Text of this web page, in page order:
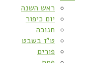
ראש השנה
יום כיפור
חנוכה
ט”ו בשבט
פורים